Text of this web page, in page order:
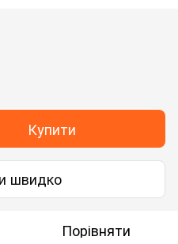
Купити
швидко
Порівняти